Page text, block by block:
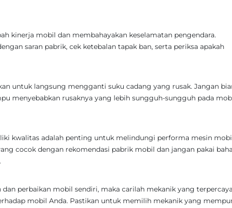
kinerja mobil dan membahayakan keselamatan pengendara.
saran pabrik, cek ketebalan tapak ban, serta periksa apakah
untuk langsung mengganti suku cadang yang rusak. Jangan
menyebabkan rusaknya yang lebih sungguh-sungguh pada
kwalitas adalah penting untuk melindungi performa mesin
cocok dengan rekomendasi pabrik mobil dan jangan pakai
perbaikan mobil sendiri, maka carilah mekanik yang terpercaya
mobil Anda. Pastikan untuk memilih mekanik yang